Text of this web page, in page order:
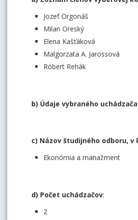
Jozef Orgonáš
Milan Oreský
Elena Kašťáková
Malgorzata A. Jarossová
Róbert Rehák
b) Údaje vybraného
c) Názov študijného odboru,
Ekonómia a manažment
d) Počet uchádzačov:
2